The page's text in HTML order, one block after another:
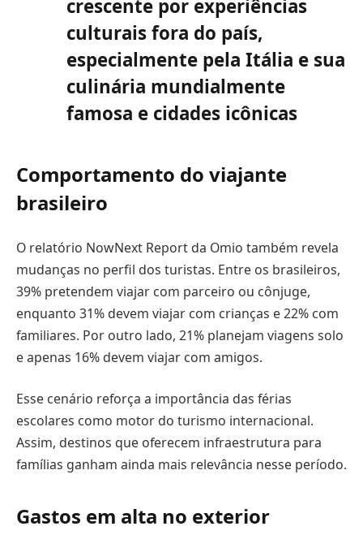
crescente por experiências
culturais fora do país,
especialmente pela Itália e sua
culinária mundialmente
famosa e cidades icônicas
Comportamento do viajante
brasileiro
O relatório NowNext Report da Omio também revela
mudanças no perfil dos turistas. Entre os brasileiros,
39% pretendem viajar com parceiro ou cônjuge,
enquanto 31% devem viajar com crianças e 22% com
familiares. Por outro lado, 21% planejam viagens solo
e apenas 16% devem viajar com amigos.
Esse cenário reforça a importância das férias
escolares como motor do turismo internacional.
Assim, destinos que oferecem infraestrutura para
famílias ganham ainda mais relevância nesse período.
Gastos em alta no exterior